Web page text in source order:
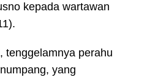
kepada wartawan
tenggelamnya perahu
yang